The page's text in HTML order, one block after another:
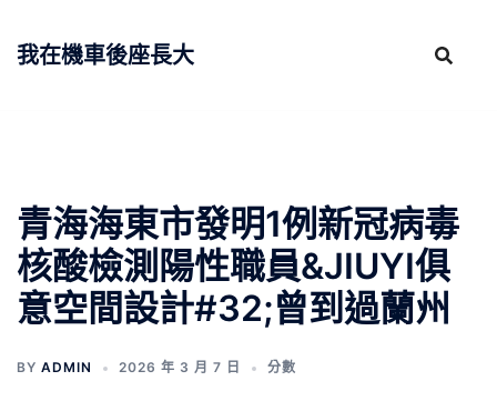
我在機車後座長大
青海海東市發明1例新冠病毒
核酸檢測陽性職員&JIUYI俱
意空間設計#32;曾到過蘭州
BY ADMIN 2026 年 3 月 7 日 分數